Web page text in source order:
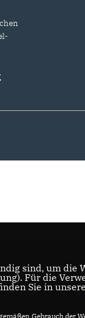
sind, um
Für die
Sie in
Gebrauch der